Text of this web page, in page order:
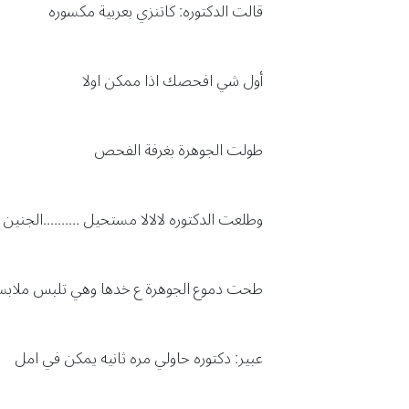
قالت الدكتوره: كاتنزي بعربية مكسوره
أول شي افحصك اذا ممكن اولا
طولت الجوهرة بغرفة الفحص
وطلعت الدكتوره لالالا مستحيل ..........الجنين
طحت دموع الجوهرة ع خدها وهي تلبس
عبير: دكتوره حاولي مره ثانيه يمكن في امل